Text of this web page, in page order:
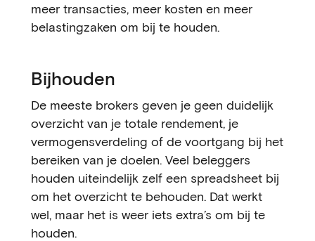
meer transacties, meer kosten en meer
belastingzaken om bij te houden.
Bijhouden
De meeste brokers geven je geen duidelijk
overzicht van je totale rendement, je
vermogensverdeling of de voortgang bij het
bereiken van je doelen. Veel beleggers
houden uiteindelijk zelf een spreadsheet bij
om het overzicht te behouden. Dat werkt
wel, maar het is weer iets extra’s om bij te
houden.